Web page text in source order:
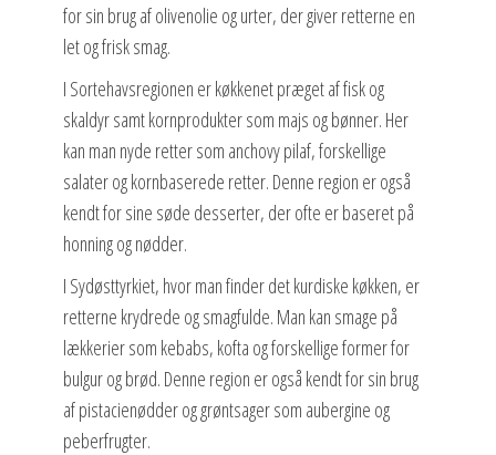
for sin brug af olivenolie og urter, der giver retterne en
let og frisk smag.
I Sortehavsregionen er køkkenet præget af fisk og
skaldyr samt kornprodukter som majs og bønner. Her
kan man nyde retter som anchovy pilaf, forskellige
salater og kornbaserede retter. Denne region er også
kendt for sine søde desserter, der ofte er baseret på
honning og nødder.
I Sydøsttyrkiet, hvor man finder det kurdiske køkken, er
retterne krydrede og smagfulde. Man kan smage på
lækkerier som kebabs, kofta og forskellige former for
bulgur og brød. Denne region er også kendt for sin brug
af pistacienødder og grøntsager som aubergine og
peberfrugter.